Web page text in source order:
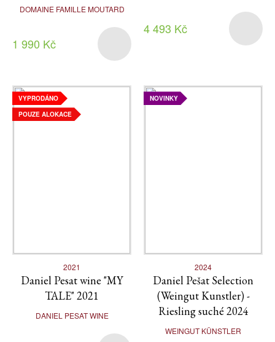
DOMAINE FAMILLE MOUTARD
1 990 Kč
4 493 Kč
VYPRODÁNO
POUZE ALOKACE
2021
Daniel Pesat wine "MY
TALE" 2021
DANIEL PESAT WINE
NOVINKY
2024
Daniel Pešat Selection
(Weingut Kunstler) -
Riesling suché 2024
WEINGUT KÜNSTLER